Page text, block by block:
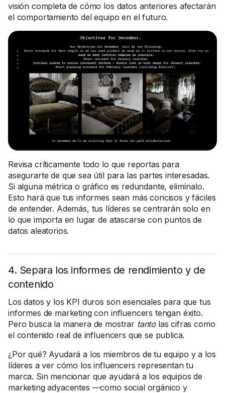
visión completa de cómo los datos anteriores afectarán
el comportamiento del equipo en el futuro.
Revisa críticamente todo lo que reportas para
asegurarte de que sea útil para las partes interesadas.
Si alguna métrica o gráfico es redundante, elimínalo.
Esto hará que tus informes sean más concisos y fáciles
de entender. Además, tus líderes se centrarán solo en
lo que importa en lugar de atascarse con puntos de
datos aleatorios.
4. Separa los informes de rendimiento y de
contenido
Los datos y los KPI duros son esenciales para que tus
informes de marketing con influencers tengan éxito.
Pero busca la manera de mostrar tanto las cifras como
el contenido real de influencers que se publica.
¿Por qué? Ayudará a los miembros de tu equipo y a los
líderes a ver cómo los influencers representan tu
marca. Sin mencionar que ayudará a los equipos de
marketing adyacentes —como social orgánico y